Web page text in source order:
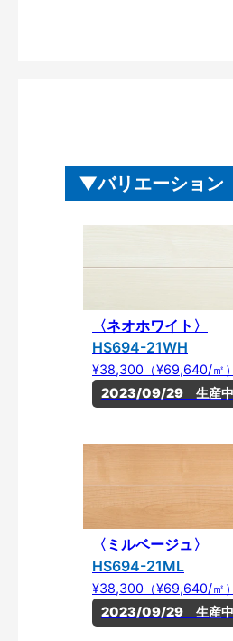
バリエーション
〈ネオホワイト〉
HS694-21WH
¥38,300（¥69,640/㎡
2023/09/29　生産
〈ミルベージュ〉
HS694-21ML
¥38,300（¥69,640/㎡
2023/09/29　生産